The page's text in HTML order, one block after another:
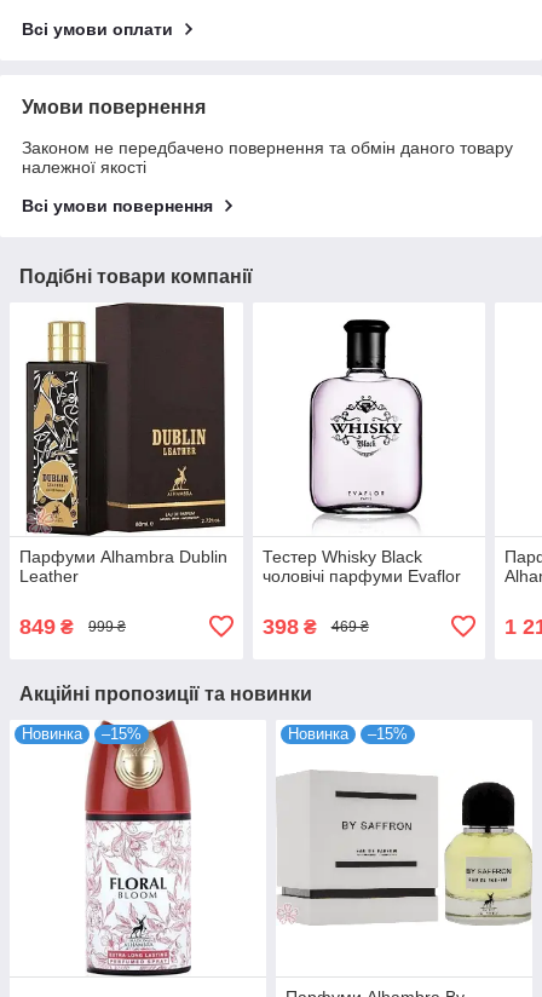
Всі умови оплати
Умови повернення
Законом не передбачено повернення та обмін даного товару
належної якості
Всі умови повернення
Подібні товари компанії
Парфуми Alhambra Dublin
Leather
849 ₴ 999 ₴
Тестер Whisky Black
чоловічі парфуми Evaflor
398₴ 469 ₴ 1
Акційні пропозиції та новинки
Новинка –15% Новинка –15%